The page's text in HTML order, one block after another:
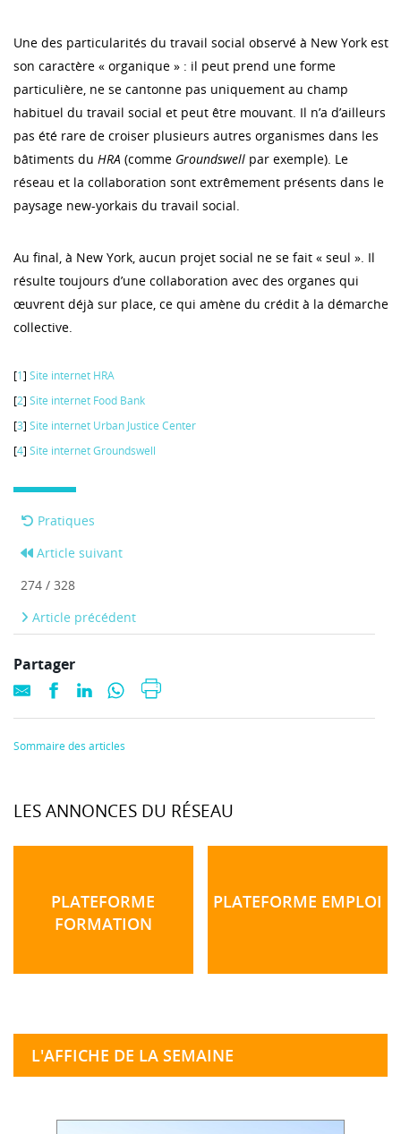
Une des particularités du travail social observé à New York est
son caractère « organique » : il peut prend une forme
particulière, ne se cantonne pas uniquement au champ
habituel du travail social et peut être mouvant. Il n’a d’ailleurs
pas été rare de croiser plusieurs autres organismes dans les
bâtiments du HRA (comme Groundswell par exemple). Le
réseau et la collaboration sont extrêmement présents dans le
paysage new-yorkais du travail social.
Au final, à New York, aucun projet social ne se fait « seul ». Il
résulte toujours d’une collaboration avec des organes qui
œuvrent déjà sur place, ce qui amène du crédit à la démarche
collective.
[1] Site internet HRA
[2] Site internet Food Bank
[3] Site internet Urban Justice Center
[4] Site internet Groundswell
Pratiques
Article suivant
274 / 328
Article précédent
Partager
Sommaire des articles
LES ANNONCES DU RÉSEAU
PLATEFORME
FORMATION
PLATEFORME EMPLOI
L'AFFICHE DE LA SEMAINE